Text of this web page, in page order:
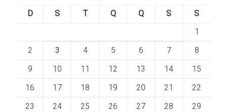
D S T Q Q S
S
1
2
3 4 5 6 7
8
9
10 11 12 13 14
15
16
17 18 19 20 21
22
23
24 25 26 27 28
29